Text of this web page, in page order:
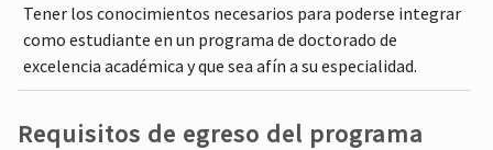
Tener los conocimientos necesarios para poderse integrar
como estudiante en un programa de doctorado de
excelencia académica y que sea afín a su especialidad.
Requisitos de egreso del programa